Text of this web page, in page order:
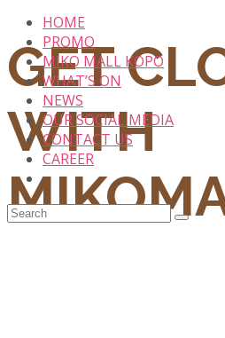
HOME
PROMO
MIKO MALL KOPO
WHAT’S ON
NEWS
OUR SOCIAL MEDIA
CONTACT US
CAREER
GET
WITH